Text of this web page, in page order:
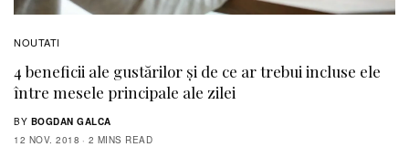
NOUTATI
4 beneficii ale gustărilor și de ce ar trebui incluse ele
între mesele principale ale zilei
BY BOGDAN GALCA
12 NOV. 2018
2 MINS READ